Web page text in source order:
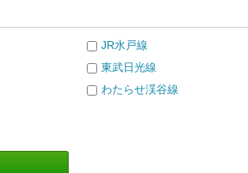
JR水戸線
東武日光線
わたらせ渓谷線